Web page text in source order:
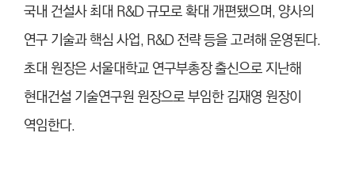
국내 건설사 최대 R&D 규모로 확대 개편됐으며, 양사의
연구 기술과 핵심 사업, R&D 전략 등을 고려해 운영된다.
초대 원장은 서울대학교 연구부총장 출신으로 지난해
현대건설 기술연구원 원장으로 부임한 김재영 원장이
역임한다.